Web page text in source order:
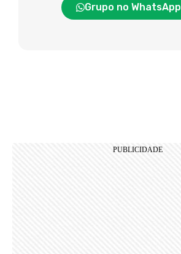
Grupo no WhatsApp